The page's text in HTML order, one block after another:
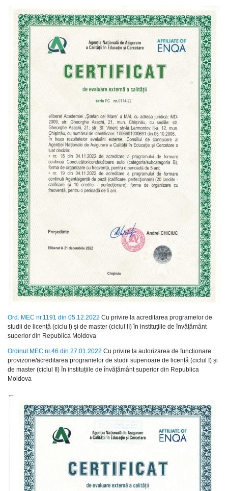
Ord. MEC nr.1191 din 05.12.2022 Cu privire la acreditarea programelor de
studii de licenţă (ciclu I) şi de master (ciclul II) în instituţiile de învăţământ
superior din Republica Moldova
Ordinul MEC nr.46 din 27.01.2022 Cu privire la autorizarea de funcționare
provizorie/acreditarea programelor de studii superioare de licență (ciclul I) și
de master (ciclul II) în instituțiile de învățământ superior din Republica
Moldova